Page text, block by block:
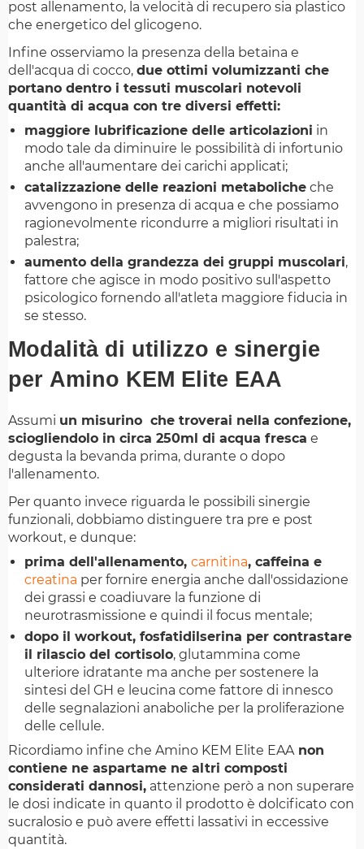
post allenamento, la velocità di recupero sia plastico
che energetico del glicogeno.
Infine osserviamo la presenza della betaina e
dell'acqua di cocco, due ottimi volumizzanti che
portano dentro i tessuti muscolari notevoli
quantità di acqua con tre diversi effetti:
maggiore lubrificazione delle articolazioni in
modo tale da diminuire le possibilità di infortunio
anche all'aumentare dei carichi applicati;
catalizzazione delle reazioni metaboliche che
avvengono in presenza di acqua e che possiamo
ragionevolmente ricondurre a migliori risultati in
palestra;
aumento della grandezza dei gruppi muscolari,
fattore che agisce in modo positivo sull'aspetto
psicologico fornendo all'atleta maggiore fiducia in
se stesso.
Modalità di utilizzo e sinergie
per Amino KEM Elite EAA
Assumi un misurino che troverai nella confezione,
sciogliendolo in circa 250ml di acqua fresca e
degusta la bevanda prima, durante o dopo
l'allenamento.
Per quanto invece riguarda le possibili sinergie
funzionali, dobbiamo distinguere tra pre e post
workout, e dunque:
prima dell'allenamento, carnitina, caffeina e
creatina per fornire energia anche dall'ossidazione
dei grassi e coadiuvare la funzione di
neurotrasmissione e quindi il focus mentale;
dopo il workout, fosfatidilserina per contrastare
il rilascio del cortisolo, glutammina come
ulteriore idratante ma anche per sostenere la
sintesi del GH e leucina come fattore di innesco
delle segnalazioni anaboliche per la proliferazione
delle cellule.
Ricordiamo infine che Amino KEM Elite EAAnon
contiene ne aspartame ne altri composti
considerati dannosi, attenzione però a non superare
le dosi indicate in quanto il prodotto è dolcificato con
sucralosio e può avere effetti lassativi in eccessive
quantità.